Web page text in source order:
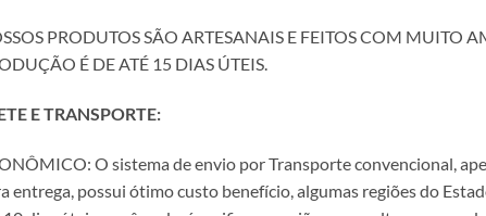
PRODUTOS SÃO ARTESANAIS E FEITOS COM MUITO
É DE ATÉ 15 DIAS ÚTEIS.
E TRANSPORTE:
O sistema de envio por Transporte convencional,
entrega, possui ótimo custo benefício, algumas regiões do